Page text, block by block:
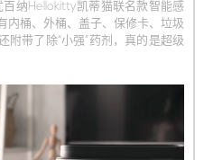
纳Hellokitty凯蒂猫联名款智能感
内桶、外桶、盖子、保修卡、垃圾
附带了除“小强”药剂，真的是超级